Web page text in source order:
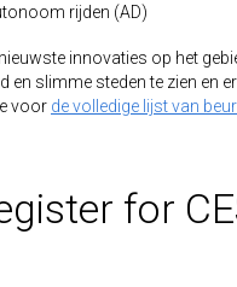
rijden (AD)
innovaties op het
slimme steden te zien en
voor de volledige lijst van
for